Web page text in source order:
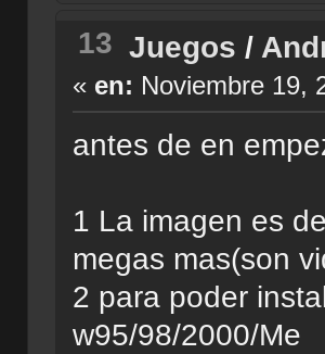
13 Juegos /
« en: Noviembre 19,
antes de en
1 La imagen es
megas mas(son
2 para poder
w95/98/2000/Me